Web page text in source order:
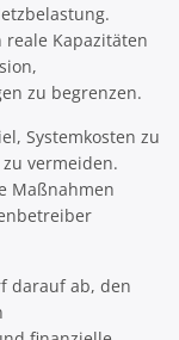
reale Kapazitäten
zu begrenzen.
Systemkosten zu
vermeiden.
Maßnahmen
darauf ab, den